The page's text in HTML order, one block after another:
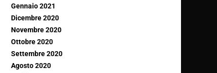
Gennaio 2021
Dicembre 2020
Novembre 2020
Ottobre 2020
Settembre 2020
Agosto 2020